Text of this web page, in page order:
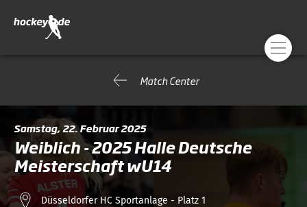
Match Center
Samstag, 22. Februar 2025
Weiblich - 2025 Halle Deutsche
Meisterschaft wU14
Düsseldorfer HC Sportanlage - Platz 1